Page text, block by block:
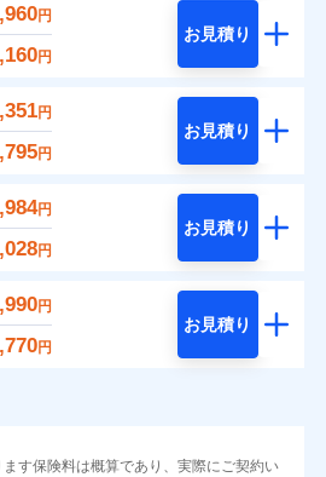
円
円
お見積り
円
円
お見積り
円
円
お見積り
円
円
お見積り
す保険料は概算であり、実際にご契約い